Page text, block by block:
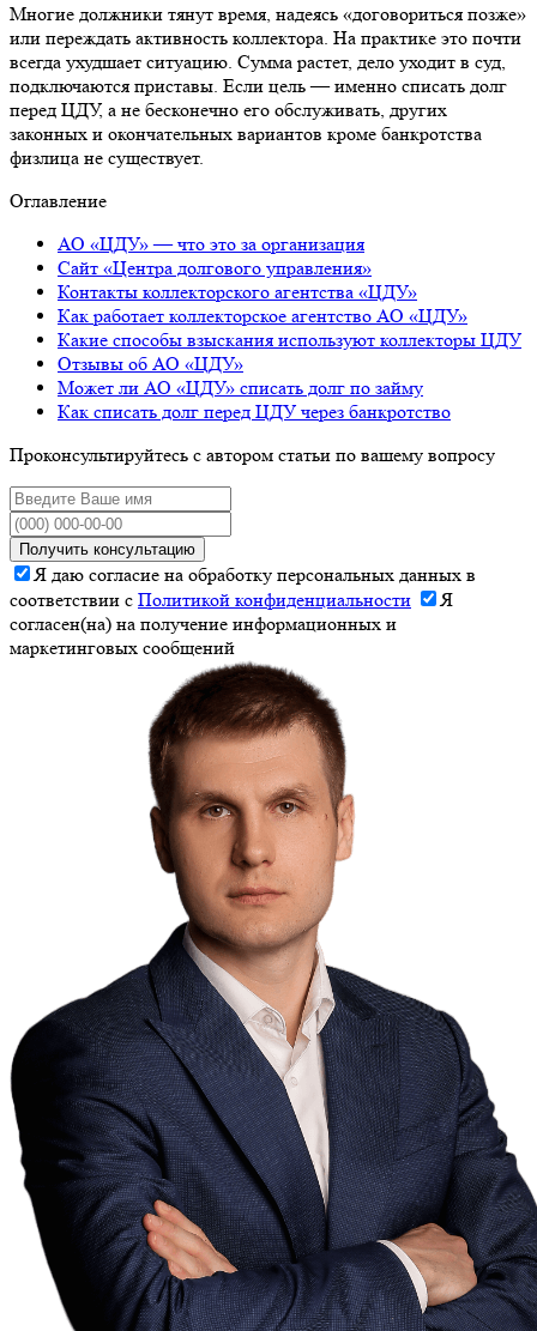
Многие должники тянут время, надеясь «договориться позже»
или переждать активность коллектора. На практике это почти
всегда ухудшает ситуацию. Сумма растет, дело уходит в суд,
подключаются приставы. Если цель — именно списать долг
перед ЦДУ, а не бесконечно его обслуживать, других
законных и окончательных вариантов кроме банкротства
физлица не существует.
Оглавление
АО «ЦДУ» — что это за организация
Сайт «Центра долгового управления»
Контакты коллекторского агентства «ЦДУ»
Как работает коллекторское агентство АО «ЦДУ»
Какие способы взыскания используют коллекторы ЦДУ
Отзывы об АО «ЦДУ»
Может ли АО «ЦДУ» списать долг по займу
Как списать долг перед ЦДУ через банкротство
Проконсультируйтесь с автором статьи по вашему вопросу
Получить консультацию
Я даю согласие на обработку персональных данных в
соответствии с Политикой конфиденциальности
Я
согласен(на) на получение информационных и
маркетинговых сообщений